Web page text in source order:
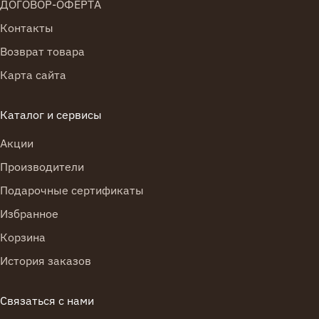
сезонного оформления витрин.
Если вы хотите купить пленку для цветов в Москве
или оформить заказ с доставкой в другой город,
можно выбрать материалы в рулонах для
для тех, кто закупает флористическую упаковку
помогает быстро найти решение под конкретный
букет, стиль магазина или праздничное событие.
Флористическая пленка используется не только
как внешняя упаковка. Она помогает сохранить
форму композиции, делает подачу более
букета. Прозрачная пленка хорошо подчеркивает
мягкость и современную подачу, цветная помогает
ДОГОВОР-ОФЕРТА
Контакты
Возврат товара
Карта сайта
Каталог и сервисы
Акции
Производители
Подарочные сертификаты
Избранное
Корзина
История заказов
Связаться с нами